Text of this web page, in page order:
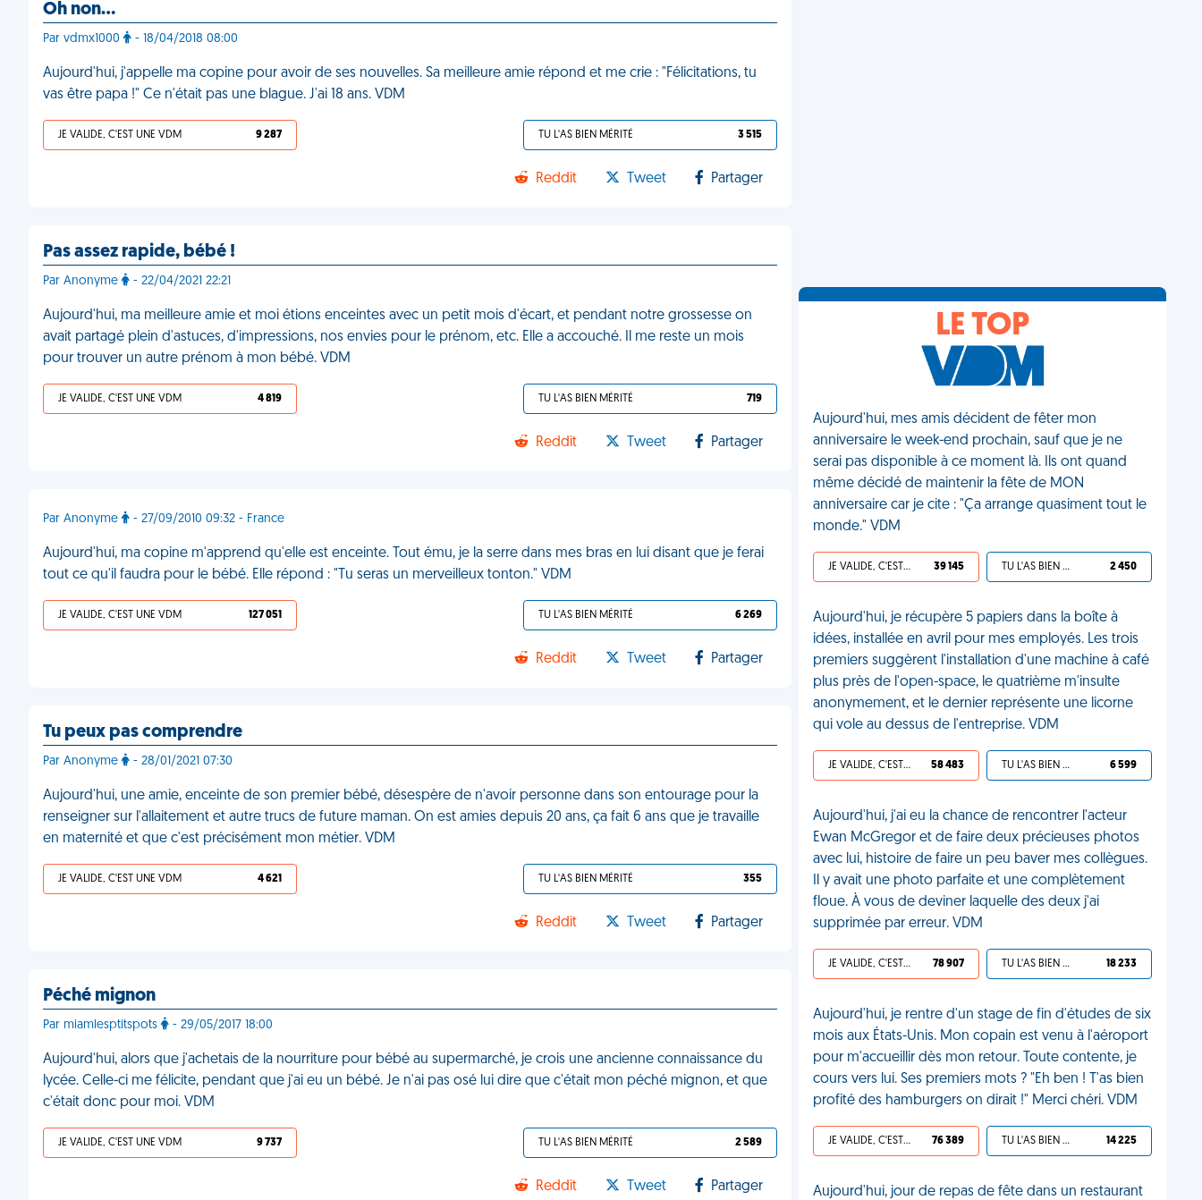
Oh non…
Par vdmx1000 - 18/04/2018 08:00
Aujourd'hui, j'appelle ma copine pour avoir de ses nouvelles. Sa meilleure amie répond et me crie : "Félicitations, tu
vas être papa !" Ce n'était pas une blague. J'ai 18 ans. VDM
JE VALIDE, C'EST UNE VDM 9 287 TU L'AS BIEN MÉRITÉ 3 515
Reddit Tweet Partager
Pas assez rapide, bébé !
Par Anonyme - 22/04/2021 22:21
Aujourd'hui, ma meilleure amie et moi étions enceintes avec un petit mois d'écart, et pendant notre grossesse on
avait partagé plein d'astuces, d'impressions, nos envies pour le prénom, etc. Elle a accouché. Il me reste un mois
pour trouver un autre prénom à mon bébé. VDM
JE VALIDE, C'EST UNE VDM 4 819 TU L'AS BIEN MÉRITÉ 719
Reddit Tweet Partager
Par Anonyme - 27/09/2010 09:32 - France
Aujourd'hui, ma copine m'apprend qu'elle est enceinte. Tout ému, je la serre dans mes bras en lui disant que je ferai
tout ce qu'il faudra pour le bébé. Elle répond : "Tu seras un merveilleux tonton." VDM
JE VALIDE, C'EST UNE VDM 127 051 TU L'AS BIEN MÉRITÉ 6 269
Reddit Tweet Partager
Tu peux pas comprendre
Par Anonyme - 28/01/2021 07:30
Aujourd'hui, une amie, enceinte de son premier bébé, désespère de n'avoir personne dans son entourage pour la
renseigner sur l'allaitement et autre trucs de future maman. On est amies depuis 20 ans, ça fait 6 ans que je travaille
en maternité et que c'est précisément mon métier. VDM
JE VALIDE, C'EST UNE VDM 4 621 TU L'AS BIEN MÉRITÉ 355
Reddit Tweet Partager
Péché mignon
Par miamlesptitspots - 29/05/2017 18:00
Aujourd'hui, alors que j'achetais de la nourriture pour bébé au supermarché, je crois une ancienne connaissance du
lycée. Celle-ci me félicite, pendant que j'ai eu un bébé. Je n'ai pas osé lui dire que c'était mon péché mignon, et que
c'était donc pour moi. VDM
JE VALIDE, C'EST UNE VDM 9 737 TU L'AS BIEN MÉRITÉ 2 589
Reddit Tweet Partager
LE TOP
Aujourd'hui, mes amis décident de fêter mon
anniversaire le week-end prochain, sauf que je ne
serai pas disponible à ce moment là. Ils ont quand
même décidé de maintenir la fête de MON
anniversaire car je cite : "Ça arrange quasiment tout le
monde." VDM
JE VALIDE, C'EST UNE VDM 39 145 TU L'AS BIEN MÉRITÉ 2 450
Aujourd'hui, je récupère 5 papiers dans la boîte à
idées, installée en avril pour mes employés. Les trois
premiers suggèrent l'installation d'une machine à café
plus près de l'open-space, le quatrième m'insulte
anonymement, et le dernier représente une licorne
qui vole au dessus de l'entreprise. VDM
JE VALIDE, C'EST UNE VDM 58 483 TU L'AS BIEN MÉRITÉ 6 599
Aujourd'hui, j'ai eu la chance de rencontrer l'acteur
Ewan McGregor et de faire deux précieuses photos
avec lui, histoire de faire un peu baver mes collègues.
Il y avait une photo parfaite et une complètement
floue. À vous de deviner laquelle des deux j'ai
supprimée par erreur. VDM
JE VALIDE, C'EST UNE VDM 78 907 TU L'AS BIEN MÉRITÉ 18 233
Aujourd'hui, je rentre d'un stage de fin d'études de six
mois aux États-Unis. Mon copain est venu à l'aéroport
pour m'accueillir dès mon retour. Toute contente, je
cours vers lui. Ses premiers mots ? "Eh ben ! T'as bien
profité des hamburgers on dirait !" Merci chéri. VDM
JE VALIDE, C'EST UNE VDM 76 389 TU L'AS BIEN MÉRITÉ 14 225
Aujourd'hui, jour de repas de fête dans un restaurant